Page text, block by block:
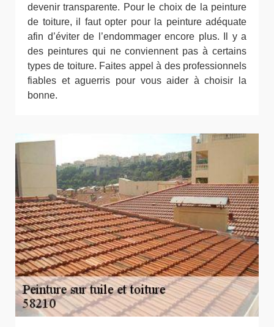
devenir transparente. Pour le choix de la peinture
de toiture, il faut opter pour la peinture adéquate
afin d’éviter de l’endommager encore plus. Il y a
des peintures qui ne conviennent pas à certains
types de toiture. Faites appel à des professionnels
fiables et aguerris pour vous aider à choisir la
bonne.